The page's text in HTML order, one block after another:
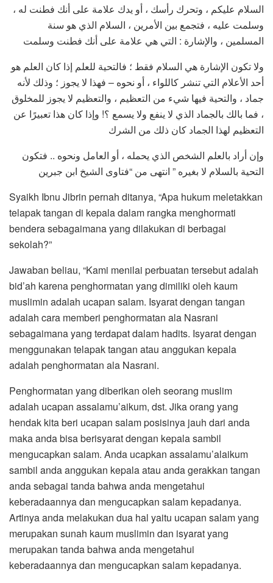
السلام عليكم ، وتحرك رأسك ، أو يدك علامة على أنك فطنت له ،
وسلمت عليه ، فتجمع بين الأمرين ، السلام الذي هو سنة
المسلمين ، والإشارة : التي هي علامة على أنك فطنت وسلمت
ولا تكون الإشارة هي السلام فقط ؛ فالتحية للعلم إذا كان العلم هو
أحد الأعلام التي تنشر كاللواء ، أو نحوه – فهذا لا يجوز ؛ وذلك لأنه
جماد ، والتحية فيها شيء من التعظيم ، والتعظيم لا يجوز للمخلوق
، فما بالك بالجماد الذي لا ينفع ولا يسمع ؟! وإذا كان هذا تعبيرًا عن
التعظيم لهذا الجماد كان ذلك من الشرك
وإن أراد بالعلم الشخص الذي يحمله ، أو العامل ونحوه .. فتكون
التحية بالسلام لا بغيره ” انتهى من “فتاوى الشيخ ابن جبرين
Syaikh Ibnu Jibrin pernah ditanya, “Apa hukum meletakkan
telapak tangan di kepala dalam rangka menghormati
bendera sebagaimana yang dilakukan di berbagai
sekolah?”
Jawaban beliau, “Kami menilai perbuatan tersebut adalah
bid’ah karena penghormatan yang dimiliki oleh kaum
muslimin adalah ucapan salam. Isyarat dengan tangan
adalah cara memberi penghormatan ala Nasrani
sebagaimana yang terdapat dalam hadits. Isyarat dengan
menggunakan telapak tangan atau anggukan kepala
adalah penghormatan ala Nasrani.
Penghormatan yang diberikan oleh seorang muslim
adalah ucapan assalamu’aikum, dst. Jika orang yang
hendak kita beri ucapan salam posisinya jauh dari anda
maka anda bisa berisyarat dengan kepala sambil
mengucapkan salam. Anda ucapkan assalamu’alaikum
sambil anda anggukan kepala atau anda gerakkan tangan
anda sebagai tanda bahwa anda mengetahui
keberadaannya dan mengucapkan salam kepadanya.
Artinya anda melakukan dua hal yaitu ucapan salam yang
merupakan sunah kaum muslimin dan isyarat yang
merupakan tanda bahwa anda mengetahui
keberadaannya dan mengucapkan salam kepadanya.